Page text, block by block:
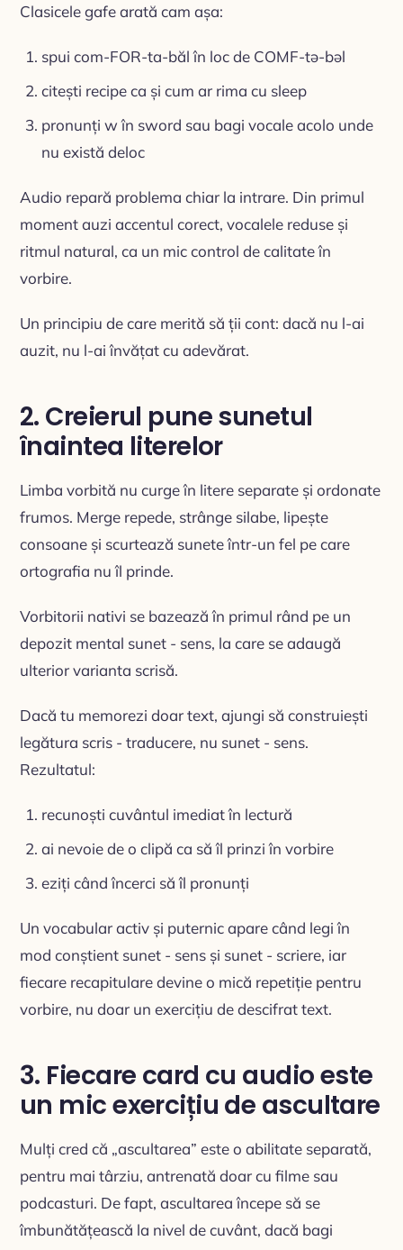
Clasicele gafe arată cam așa:
spui com-FOR-ta-băl în loc de COMF-tə-bəl
citești recipe ca și cum ar rima cu sleep
pronunți w în sword sau bagi vocale acolo unde
nu există deloc
Audio repară problema chiar la intrare. Din primul
moment auzi accentul corect, vocalele reduse și
ritmul natural, ca un mic control de calitate în
vorbire.
Un principiu de care merită să ții cont: dacă nu l-ai
auzit, nu l-ai învățat cu adevărat.
2. Creierul pune sunetul
înaintea literelor
Limba vorbită nu curge în litere separate și ordonate
frumos. Merge repede, strânge silabe, lipește
consoane și scurtează sunete într-un fel pe care
ortografia nu îl prinde.
Vorbitorii nativi se bazează în primul rând pe un
depozit mental sunet - sens, la care se adaugă
ulterior varianta scrisă.
Dacă tu memorezi doar text, ajungi să construiești
legătura scris - traducere, nu sunet - sens.
Rezultatul:
recunoști cuvântul imediat în lectură
ai nevoie de o clipă ca să îl prinzi în vorbire
eziți când încerci să îl pronunți
Un vocabular activ și puternic apare când legi în
mod conștient sunet - sens și sunet - scriere, iar
fiecare recapitulare devine o mică repetiție pentru
vorbire, nu doar un exercițiu de descifrat text.
3. Fiecare card cu audio este
un mic exercițiu de ascultare
Mulți cred că „ascultarea” este o abilitate separată,
pentru mai târziu, antrenată doar cu filme sau
podcasturi. De fapt, ascultarea începe să se
îmbunătățească la nivel de cuvânt, dacă bagi